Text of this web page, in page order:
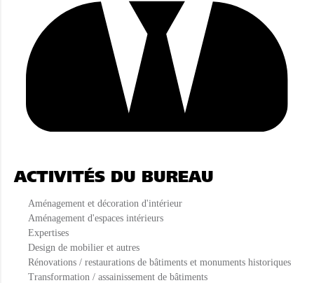
ACTIVITÉS DU BUREAU
Aménagement et décoration d'intérieur
Aménagement d'espaces intérieurs
Expertises
Design de mobilier et autres
Rénovations / restaurations de bâtiments et monuments historiques
Transformation / assainissement de bâtiments